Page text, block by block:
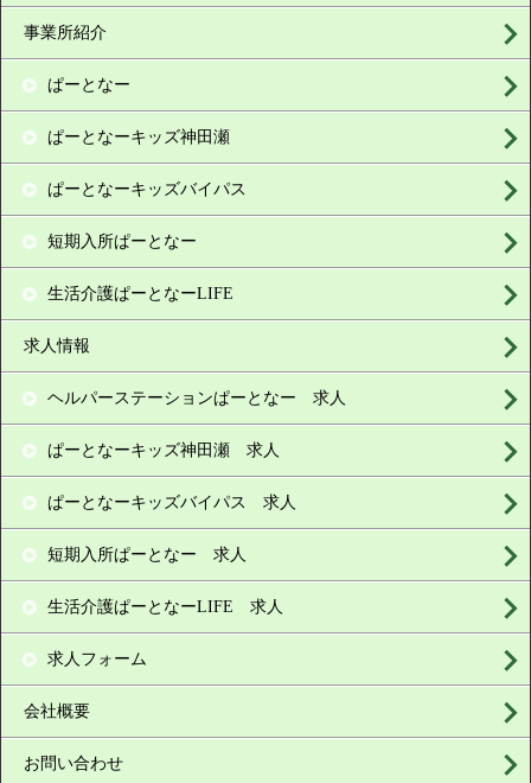
事業所紹介
ぱーとなー
ぱーとなーキッズ神田瀬
ぱーとなーキッズバイパス
短期入所ぱーとなー
生活介護ぱーとなーLIFE
求人情報
ヘルパーステーションぱーとなー 求人
ぱーとなーキッズ神田瀬 求人
ぱーとなーキッズバイパス 求人
短期入所ぱーとなー 求人
生活介護ぱーとなーLIFE 求人
求人フォーム
会社概要
お問い合わせ